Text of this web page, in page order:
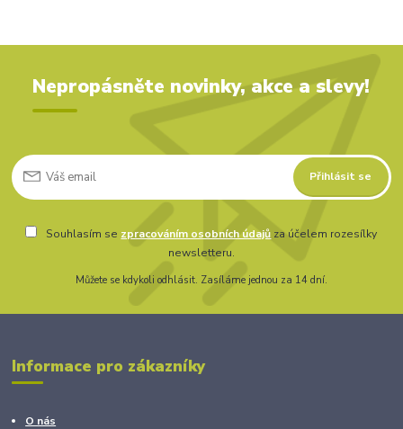
Nepropásněte novinky, akce a slevy!
Přihlásit se
Souhlasím se zpracováním osobních údajů za účelem rozesílky
newsletteru.
Můžete se kdykoli odhlásit. Zasíláme jednou za 14 dní.
Informace pro zákazníky
O nás